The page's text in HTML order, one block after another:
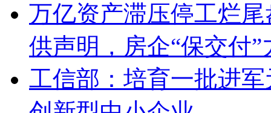
万亿资产滞压停工烂
供声明，房企“保交付”
工信部：培育一批进